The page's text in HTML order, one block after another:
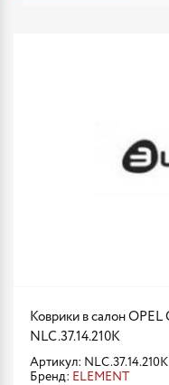
Коврики в салон OPEL
NLC.37.14.210K
Артикул: NLC.37.14.210K
Бренд: ELEMENT